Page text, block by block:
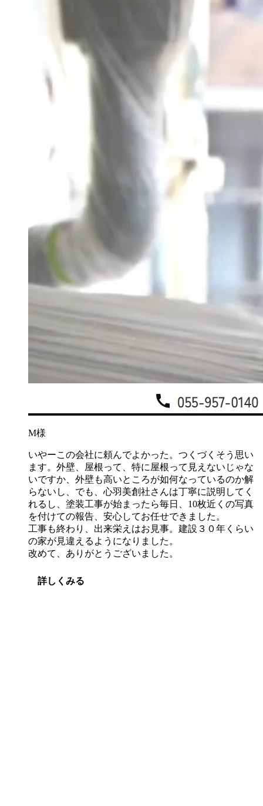
M様
いやーこの会社に頼んでよかった。つくづくそう思い
ます。外壁、屋根って、特に屋根って見えないじゃな
いですか、外壁も高いところが如何なっているのか解
らないし、でも、心羽美創社さんは丁寧に説明してく
れるし、塗装工事が始まったら毎日、10枚近くの写真
を付けての報告、安心してお任せできました。
工事も終わり、出来栄えはお見事。建設３０年くらい
の家が見違えるようになりました。
改めて、ありがとうございました。
詳しくみる